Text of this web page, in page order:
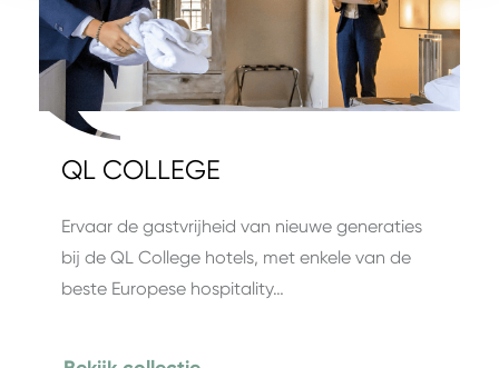
QL COLLEGE
Ervaar de gastvrijheid van nieuwe generaties
bij de QL College hotels, met enkele van de
beste Europese hospitality…